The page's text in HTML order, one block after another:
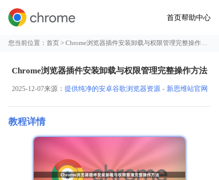
首页帮助中心
您当前位置：首页 > Chrome浏览器插件安装卸载与权限管理完整操作方法
Chrome浏览器插件安装卸载与权限管理完整操作方法
2025-12-07来源： 提供纯净的安卓谷歌浏览器资源 - 新思维站官网
教程详情